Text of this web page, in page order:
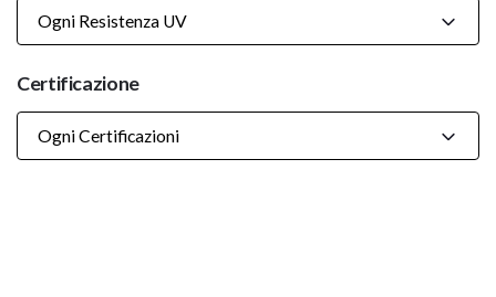
Ogni Resistenza UV
Certificazione
Ogni Certificazioni